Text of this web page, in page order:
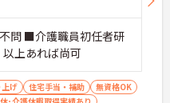
問 ■介護職員初任者研
上あれば尚可
げ 住宅手当・補助
無資格OK